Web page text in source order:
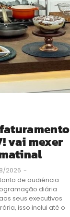
vai mexer
2026 -
de audiência
diária
seus executivos
isso inclui até o